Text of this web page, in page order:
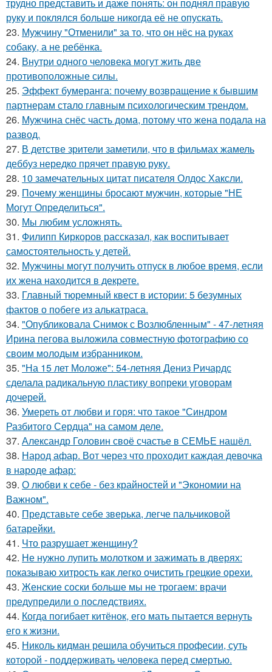
руку и поклялся больше никогда её не опускать.
23. Мужчину "Отменили" за то, что он нёс на руках
собаку, а не ребёнка.
24. Внутри одного человека могут жить две
противоположные силы.
25. Эффект бумеранга: почему возвращение к бывшим
партнерам стало главным психологическим трендом.
26. Мужчина снёс часть дома, потому что жена подала на
развод.
27. В детстве зрители заметили, что в фильмах жамель
деббуз нередко прячет правую руку.
28. 10 замечательных цитат писателя Олдос Хаксли.
29. Почему женщины бросают мужчин, которые "НЕ
Могут Определиться".
30. Мы любим усложнять.
31. Филипп Киркоров рассказал, как воспитывает
самостоятельность у детей.
32. Мужчины могут получить отпуск в любое время, если
их жена находится в декрете.
33. Главный тюремный квест в истории: 5 безумных
фактов о побеге из алькатраса.
34. "Опубликовала Снимок с Возлюбленным" - 47-летняя
Ирина пегова выложила совместную фотографию со
своим молодым избранником.
35. "На 15 лет Моложе": 54-летняя Дениз Ричардс
сделала радикальную пластику вопреки уговорам
дочерей.
36. Умереть от любви и горя: что такое "Синдром
Разбитого Сердца" на самом деле.
37. Александр Головин своё счастье в СЕМЬЕ нашёл.
38. Народ афар. Вот через что проходит каждая девочка
в народе афар:
39. О любви к себе - без крайностей и "Экономии на
Важном".
40. Представьте себе зверька, легче пальчиковой
батарейки.
41. Что разрушает женщину?
42. Не нужно лупить молотком и зажимать в дверях:
показываю хитрость как легко очистить грецкие орехи.
43. Женские соски больше мы не трогаем: врачи
предупредили о последствиях.
44. Когда погибает китёнок, его мать пытается вернуть
его к жизни.
45. Николь кидман решила обучиться професии, суть
которой - поддерживать человека перед смертью.